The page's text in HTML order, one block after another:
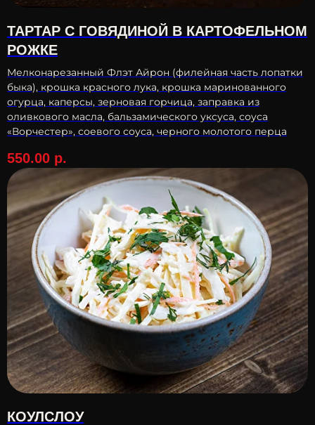
ТАРТАР С ГОВЯДИНОЙ В КАРТОФЕЛЬНОМ
РОЖКЕ
Мелконарезанный Флэт Айрон (филейная часть лопатки
быка), крошка красного лука, крошка маринованного
огурца, каперсы, зерновая горчица, заправка из
оливкового масла, бальзамического уксуса, соуса
«Ворчестер», соевого соуса, черного молотого перца
550.00 р.
КОУЛСЛОУ